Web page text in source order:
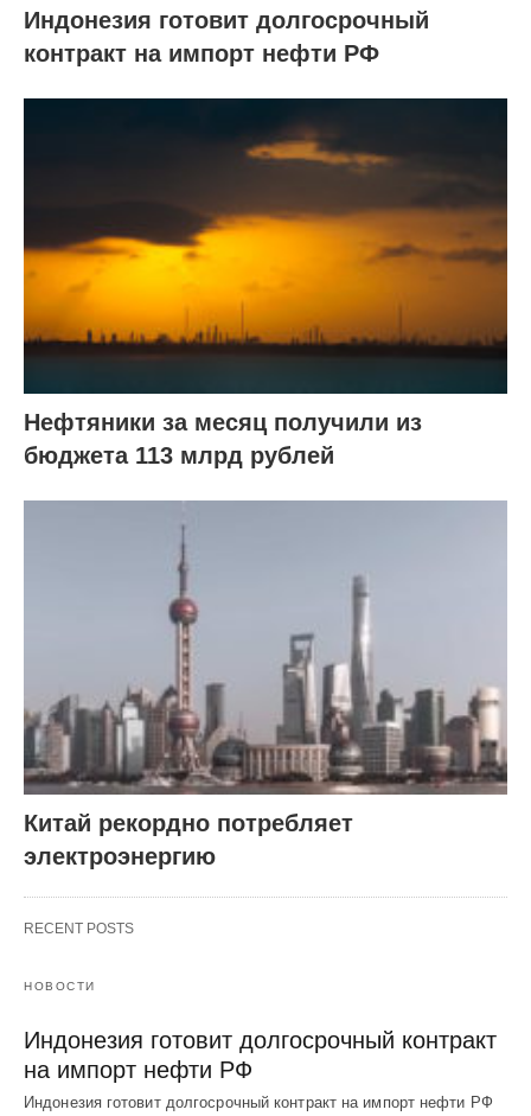
Индонезия готовит долгосрочный
контракт на импорт нефти РФ
Нефтяники за месяц получили из
бюджета 113 млрд рублей
Китай рекордно потребляет
электроэнергию
RECENT POSTS
НОВОСТИ
Индонезия готовит долгосрочный контракт
на импорт нефти РФ
Индонезия готовит долгосрочный контракт на импорт нефти РФ